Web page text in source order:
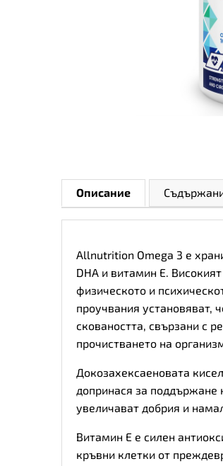
Описание
Allnutrition Omega 3 е
DHA и витамин Е.
физическото и
проучвания установяват,
сковаността, свързани с
прочистването на
Докозахексаеновата
допринася за поддържане
увеличават добрия и
Витамин Е е силен
кръвни клетки от